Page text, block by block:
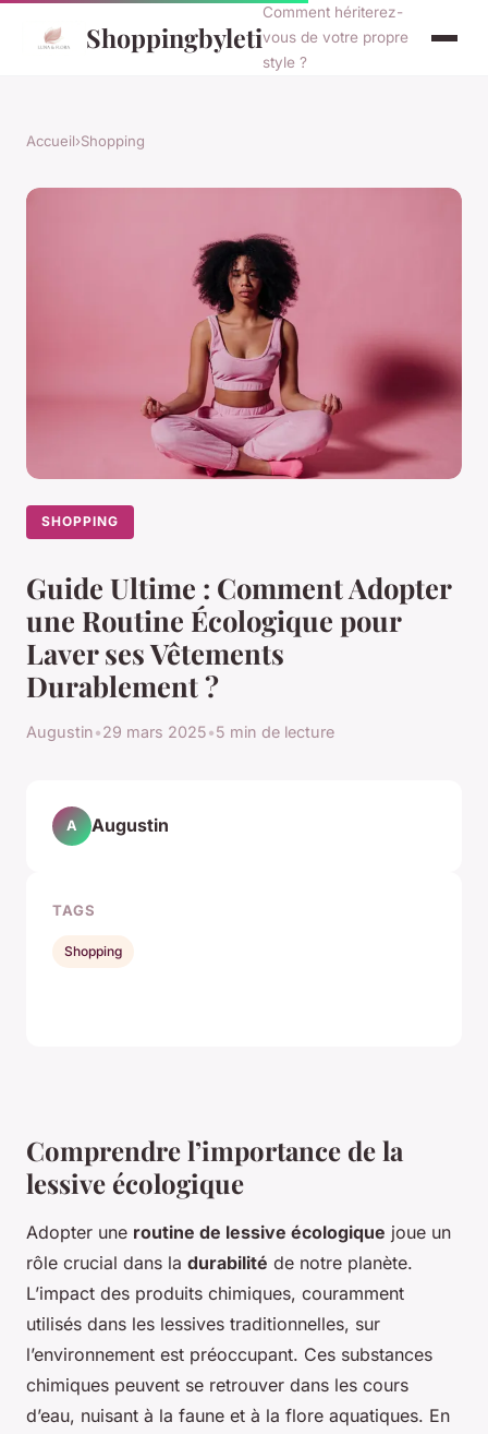
Shoppingbyleti
Comment hériterez-
vous de votre propre
style ?
Accueil›Shopping
SHOPPING
Guide Ultime : Comment Adopter
une Routine Écologique pour
Laver ses Vêtements
Durablement ?
Augustin•29 mars 2025•5 min de lecture
Comprendre l’importance de la
lessive écologique
Adopter une routine de lessive écologique joue un
rôle crucial dans la durabilité de notre planète.
L’impact des produits chimiques, couramment
utilisés dans les lessives traditionnelles, sur
l’environnement est préoccupant. Ces substances
chimiques peuvent se retrouver dans les cours
d’eau, nuisant à la faune et à la flore aquatiques. En
A Augustin
TAGS
Shopping